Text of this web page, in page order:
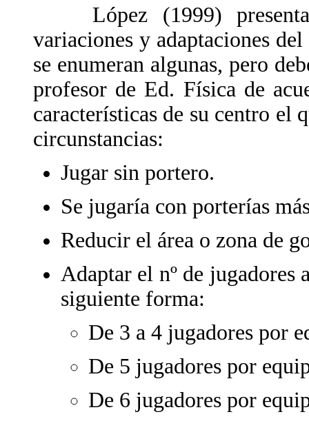
López (1999) presenta
variaciones y adaptaciones
se enumeran algunas, pero
profesor de Ed. Física de
características de su centro el
circunstancias:
Jugar sin portero.
Se jugaría con porterías
Reducir el área o zona de
Adaptar el nº de jugadores
siguiente forma:
De 3 a 4 jugadores por
De 5 jugadores por
De 6 jugadores por